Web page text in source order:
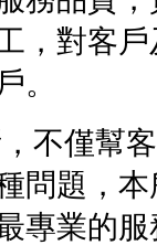
，對客
。
，不僅幫
問題，
專業的